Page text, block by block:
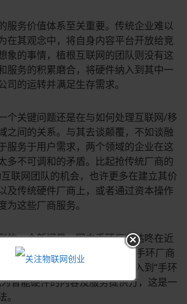
服务价值体系至关重要。传统企业难以
在其观念中，将自身内容平台开放给竞
象的事情，植根互联网的团队则没有这
服务的积累磨合，将硬件纳入到其中一
司的运转并满足生存需求。
个关键问题还是在与如何处理互联网/移
之间的关系。与其去谈颠覆，不如谈融
服务于用户需求，两个领域的企业在这
多不可调和的矛盾。比起抢传统厂商的
联网团队的机会，也许更多在建立其价
及传统硬件厂商上，或者通过资本操作
为这些厂商服务。
的一个新闻是，国内手环厂商咕咚在近
，并表示该ROM将适配更多手环厂商
未来将会把很大一部分精力投入到“手环
智能硬件的内容及服务提供方，这是一